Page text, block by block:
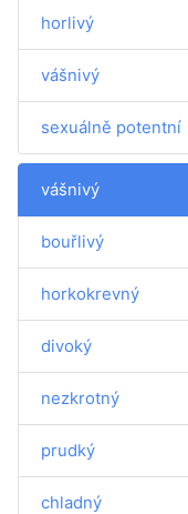
horlivý
vášnivý
sexuálně potentní
vášnivý
bouřlivý
horkokrevný
divoký
nezkrotný
prudký
chladný